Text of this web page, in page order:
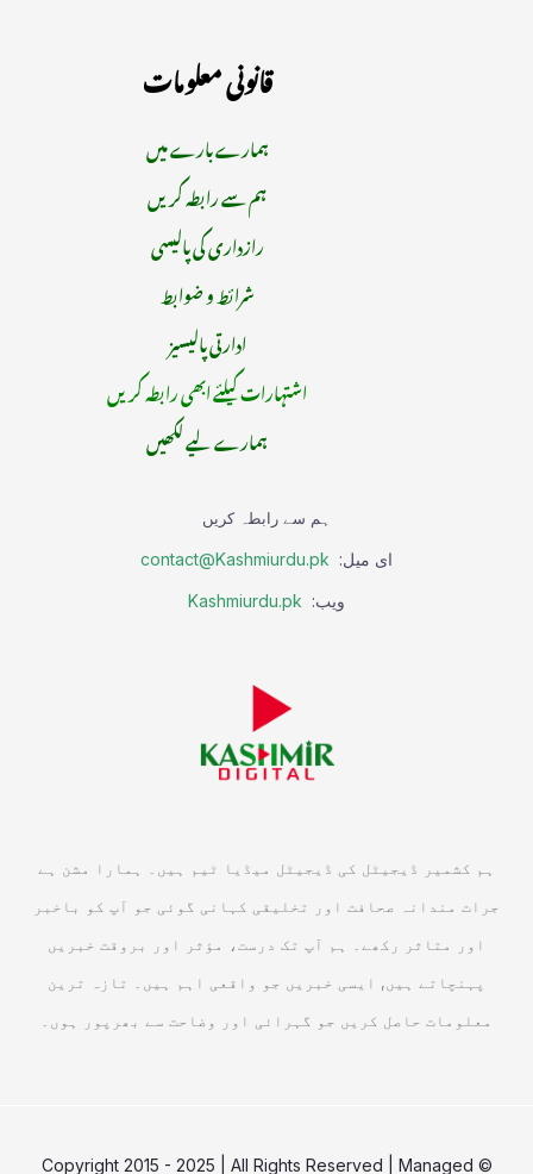
قانونی معلومات
ہمارے بارے میں
ہم سے رابطہ کریں
رازداری کی پالیسی
شرائط و ضوابط
ادارتی پالیسیز
اشتہارات کیلئے ابھی رابطہ کریں
ہمارے لیے لکھیں
ہم سے رابطہ کریں
ای میل: contact@Kashmiurdu.pk
ویب: Kashmiurdu.pk
ہم کشمیر ڈیجیٹل کی ڈیجیٹل میڈیا ٹیم ہیں۔ ہمارا مشن ہے
جرات مندانہ صحافت اور تخلیقی کہانی گوئی جو آپ کو باخبر
اور متاثر رکھے۔ ہم آپ تک درست، مؤثر اور بروقت خبریں
پہنچاتے ہیں, ایسی خبریں جو واقعی اہم ہیں۔ تازہ ترین
معلومات حاصل کریں جو گہرائی اور وضاحت سے بھرپور ہوں۔
© Copyright 2015 - 2025 | All Rights Reserved | Managed